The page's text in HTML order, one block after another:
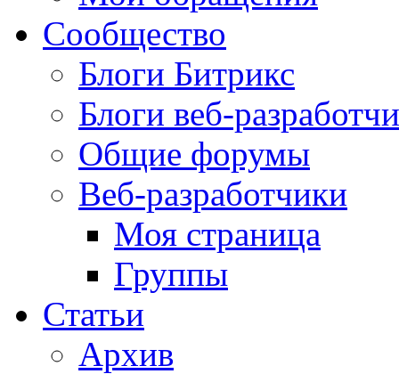
Сообщество
Блоги Битрикс
Блоги веб-
Общие форумы
Веб-разработчики
Моя страница
Группы
Статьи
Архив